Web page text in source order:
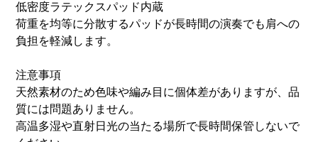
低密度ラテックスパッド内蔵
荷重を均等に分散するパッドが長時間の演奏でも肩への
負担を軽減します。
注意事項
天然素材のため色味や編み目に個体差がありますが、品
質には問題ありません。
高温多湿や直射日光の当たる場所で長時間保管しないで